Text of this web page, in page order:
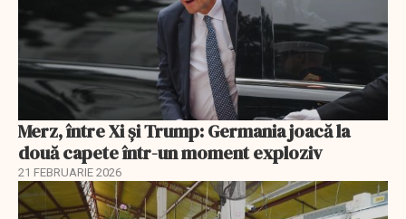
Merz, între Xi și Trump: Germania joacă la
două capete într-un moment exploziv
21 FEBRUARIE 2026